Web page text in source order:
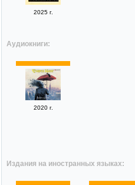
2025 г.
Аудиокниги:
2020 г.
Издания на иностранных языках: